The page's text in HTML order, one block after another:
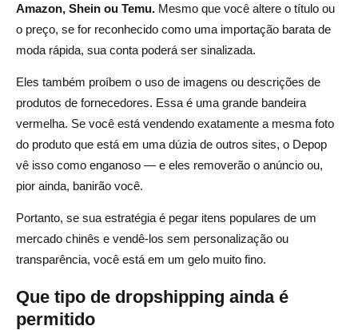
Amazon, Shein ou Temu. Mesmo que você altere o título ou
o preço, se for reconhecido como uma importação barata de
moda rápida, sua conta poderá ser sinalizada.
Eles também proíbem o uso de imagens ou descrições de
produtos de fornecedores. Essa é uma grande bandeira
vermelha. Se você está vendendo exatamente a mesma foto
do produto que está em uma dúzia de outros sites, o Depop
vê isso como enganoso — e eles removerão o anúncio ou,
pior ainda, banirão você.
Portanto, se sua estratégia é pegar itens populares de um
mercado chinês e vendê-los sem personalização ou
transparência, você está em um gelo muito fino.
Que tipo de dropshipping ainda é
permitido